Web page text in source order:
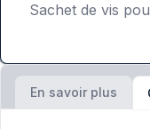
Sachet de vis
En savoir plus